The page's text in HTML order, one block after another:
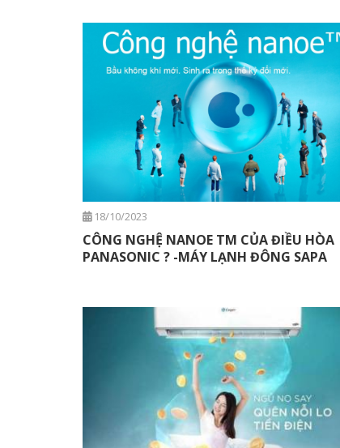
18/10/2023
CÔNG NGHỆ NANOE TM CỦA ĐIỀU HÒA
PANASONIC ? -MÁY LẠNH ĐÔNG SAPA